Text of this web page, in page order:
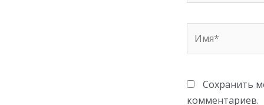
Сохранить
комментариев.